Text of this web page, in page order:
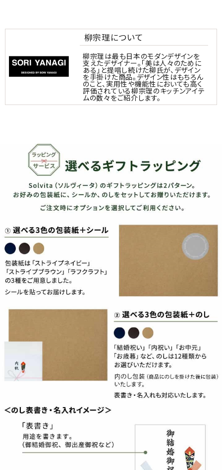
柳宗理について
柳宗理は最も日本のモダンデザインを
支えたデザイナー。「美は人々のために
ある」と提唱し続けた柳氏が、デザイン
を手掛けた商品。デザイン性はもちろん
のこと、実用性や機能性においても高く
評価されている柳宗理のキッチンアイテ
ムの数々をご紹介します。